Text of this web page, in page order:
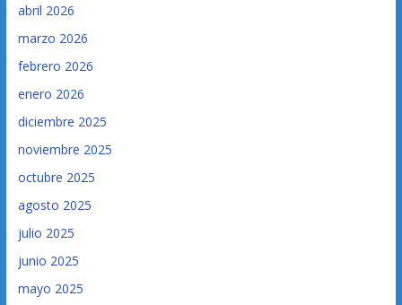
abril 2026
marzo 2026
febrero 2026
enero 2026
diciembre 2025
noviembre 2025
octubre 2025
agosto 2025
julio 2025
junio 2025
mayo 2025